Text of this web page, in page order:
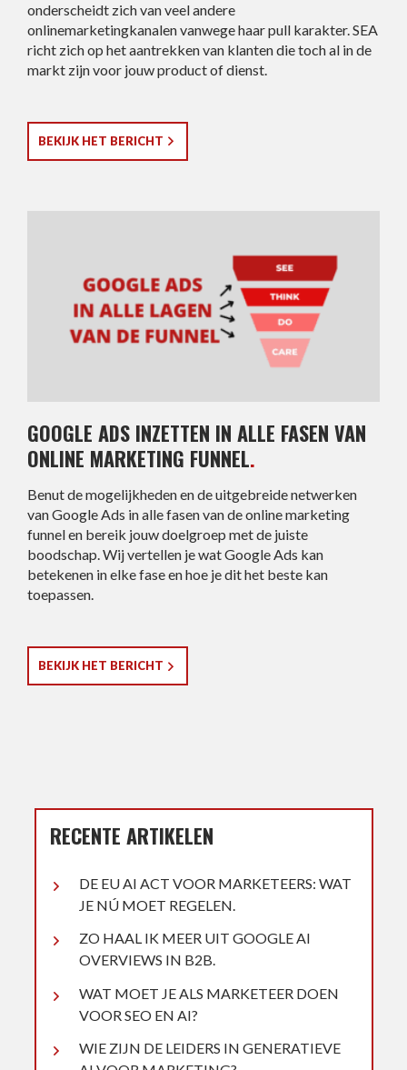
RECENTE ARTIKELEN
DE EU AI ACT VOOR MARKETEERS: WAT
JE NÚ MOET REGELEN.
ZO HAAL IK MEER UIT GOOGLE AI
OVERVIEWS IN B2B.
WAT MOET JE ALS MARKETEER DOEN
VOOR SEO EN AI?
WIE ZIJN DE LEIDERS IN GENERATIEVE
onderscheidt zich van veel andere
onlinemarketingkanalen vanwege haar pull karakter. SEA
richt zich op het aantrekken van klanten die toch al in de
markt zijn voor jouw product of dienst.
BEKIJK HET BERICHT
GOOGLE ADS INZETTEN IN ALLE FASEN VAN
ONLINE MARKETING FUNNEL.
Benut de mogelijkheden en de uitgebreide netwerken
van Google Ads in alle fasen van de online marketing
funnel en bereik jouw doelgroep met de juiste
boodschap. Wij vertellen je wat Google Ads kan
betekenen in elke fase en hoe je dit het beste kan
toepassen.
BEKIJK HET BERICHT